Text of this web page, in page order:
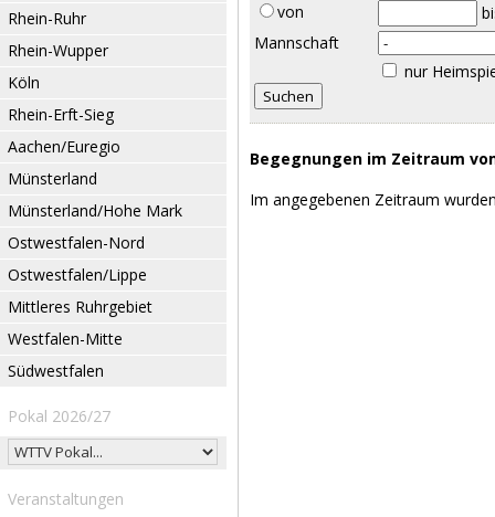
Rhein-Ruhr
Rhein-Wupper
Köln
Rhein-Erft-Sieg
Aachen/Euregio
Münsterland
Münsterland/Hohe Mark
Ostwestfalen-Nord
Ostwestfalen/Lippe
Mittleres Ruhrgebiet
Westfalen-Mitte
Südwestfalen
Pokal 2026/27
Veranstaltungen
von
Mannschaft
nur
Begegnungen im Zeitraum
Im angegebenen Zeitraum